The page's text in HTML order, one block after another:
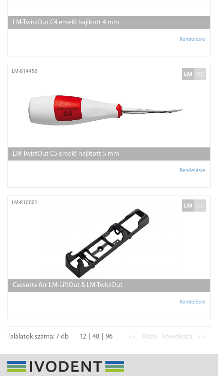
LM-TwistOut C4 emelő hajlított 4 mm
Rendelésre
LM-814450
LM-TwistOut C5 emelő hajlított 5 mm
Rendelésre
LM-810001
Cassette for LM-LiftOut & LM-TwistOut
Rendelésre
Találatok száma: 7 db 12 48 96 << előző következő >>